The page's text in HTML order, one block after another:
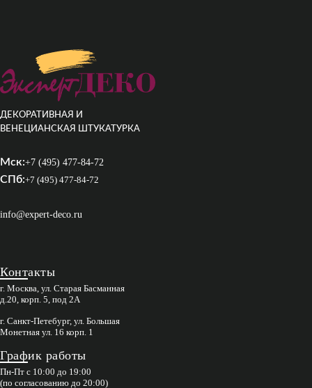
ДЕКОРАТИВНАЯ И
ВЕНЕЦИАНСКАЯ ШТУКАТУРКА
Мск:+7 (495) 477-84-72
СПб:+7 (495) 477-84-72
info@expert-deco.ru
Контакты
г. Москва, ул. Старая Басманная
д.20, корп. 5, под 2А
г. Санкт-Петебург, ул. Большая
Монетная ул. 16 корп. 1
График работы
Пн-Пт с 10:00 до 19:00
(по согласованию до 20:00)